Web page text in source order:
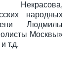
Некрасова,
народных
Людмилы
Москвы»
т.д.